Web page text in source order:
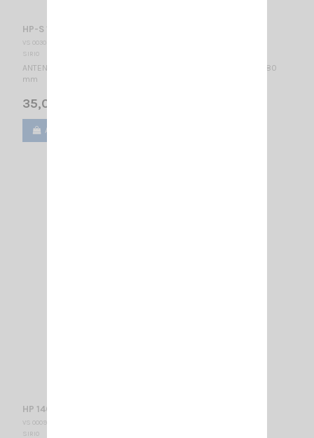
HP-S 136-174 SIRIO
VS 003095
SIRIO
ANTENNE MOBILE 136…174 MHz réglable / Montage PL / 5/8λ / 1480
mm
35,00 €
Ajouter au panier
HP 140-175 SIRIO
VS 000985
SIRIO